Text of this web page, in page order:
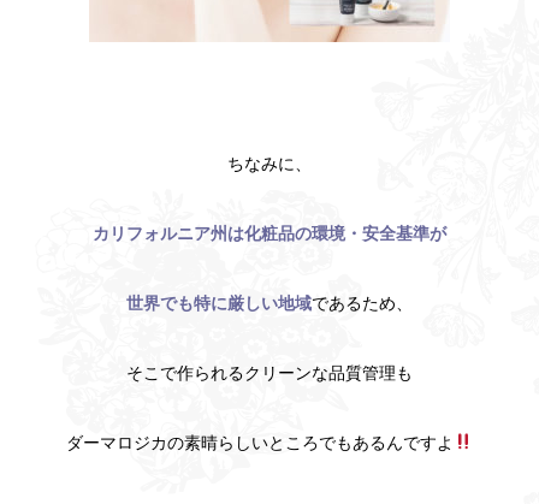
ちなみに、
カリフォルニア州は化粧品の環境・安全基準が
世界でも特に厳しい地域であるため、
そこで作られるクリーンな品質管理も
ダーマロジカの素晴らしいところでもあるんですよ